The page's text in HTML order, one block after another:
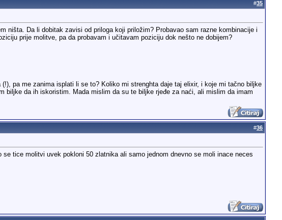
#35
ništa. Da li dobitak zavisi od priloga koji priložim? Probavao sam razne kombinacije i
prije molitve, pa da probavam i učitavam poziciju dok nešto ne dobijem?
pa me zanima isplati li se to? Koliko mi strenghta daje taj elixir, i koje mi tačno biljke
biljke da ih iskoristim. Mada mislim da su te biljke rjeđe za naći, ali mislim da imam
#36
tice molitvi uvek pokloni 50 zlatnika ali samo jednom dnevno se moli inace neces